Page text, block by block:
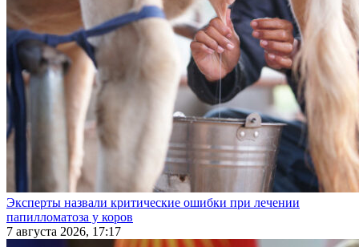
Эксперты назвали критические ошибки при лечении
папилломатоза у коров
7 августа 2026, 17:17